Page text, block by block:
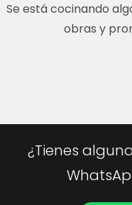
Se está cocinando
obras y
¿Tienes